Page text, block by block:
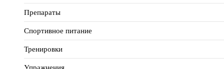
Препараты
Спортивное питание
Тренировки